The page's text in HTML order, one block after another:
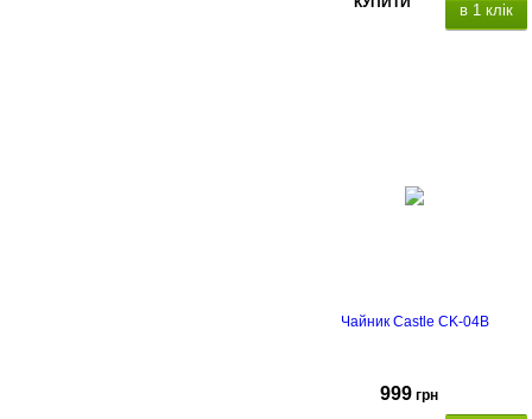
в 1 клік
Чайник Castle CK-04B
999 грн